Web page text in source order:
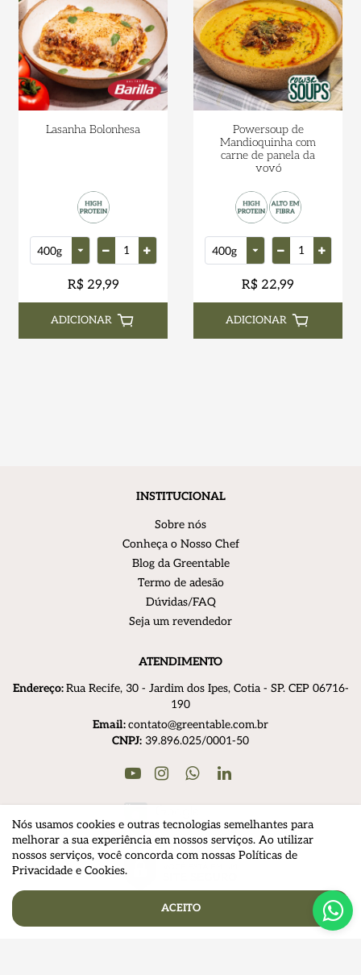
Lasanha Bolonhesa
R$ 29,99
ADICIONAR
Powersoup de
Mandioquinha com
carne de panela da
vovó
R$ 22,99
ADICIONAR
INSTITUCIONAL
Sobre nós
Conheça o Nosso Chef
Blog da Greentable
Termo de adesão
Dúvidas/FAQ
Seja um revendedor
ATENDIMENTO
Endereço:Rua Recife, 30 - Jardim dos Ipes, Cotia - SP. CEP 06716-
190
Email:contato@greentable.com.br
CNPJ: 39.896.025/0001-50
YoutubeInstagramWhatsApp
Linkedin
Nós usamos cookies e outras tecnologias semelhantes para
melhorar a sua experiência em nossos serviços. Ao utilizar
nossos serviços, você concorda com nossas Políticas de
Privacidade e Cookies.
ACEITO